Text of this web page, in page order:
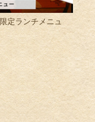
定ランチメニュ